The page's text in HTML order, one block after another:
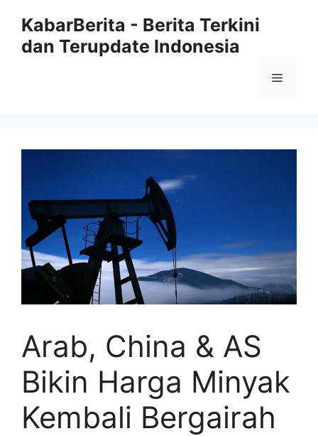
KabarBerita - Berita Terkini
dan Terupdate Indonesia
Menu
Arab, China & AS
Bikin Harga Minyak
Kembali Bergairah